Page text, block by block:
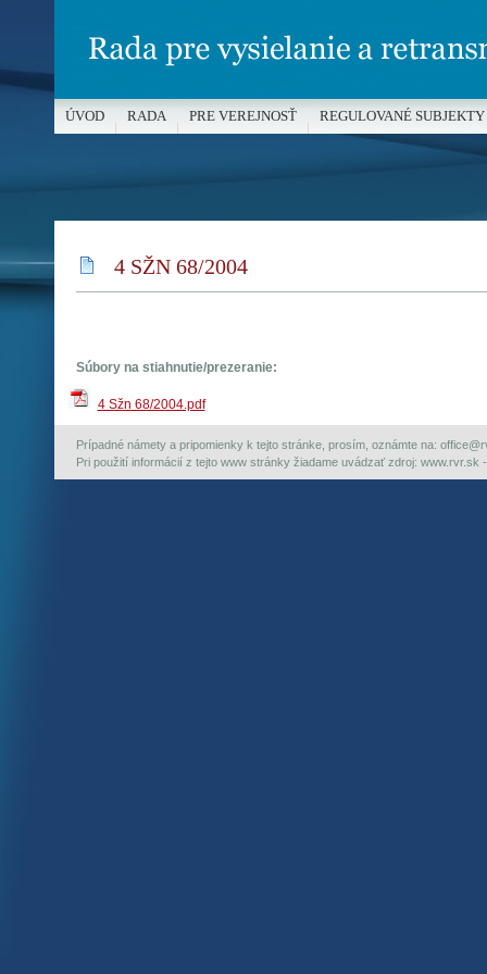
4 SŽN 68/2004
Súbory na stiahnutie/prezeranie:
4 Sžn 68/2004.pdf
Prípadné námety a pripomienky k tejto stránke, prosím, oznámte na:
Pri použití informácií z tejto www stránky žiadame uvádzať zdroj: www.rvr.sk
ÚVOD RADA PRE VEREJNOSŤ REGULOVANÉ SUBJEKTY